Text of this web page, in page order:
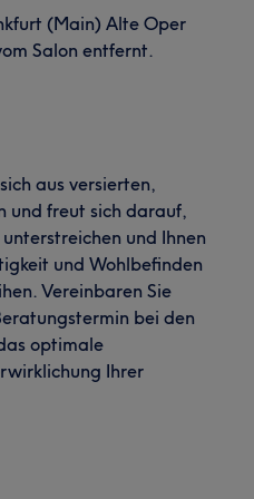
(Main) Alte Oper
Salon entfernt.
aus versierten,
und freut sich darauf,
und Ihnen
und Wohlbefinden
Vereinbaren Sie
bei den
optimale
Ihrer